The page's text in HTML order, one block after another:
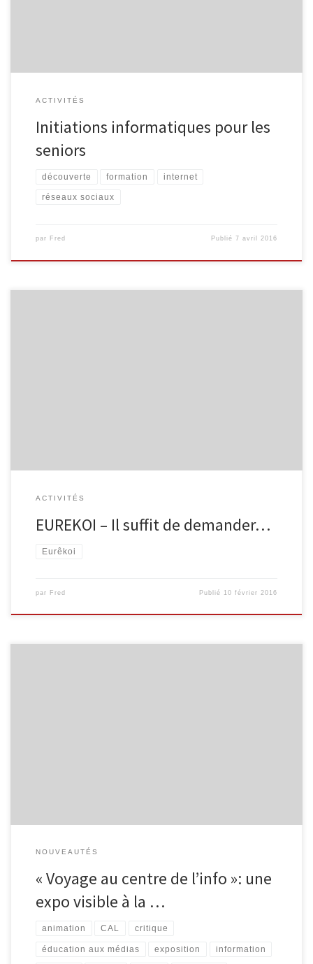
ACTIVITÉS
Initiations informatiques pour les
seniors
découverte formation internet
réseaux sociaux
par Fred Publié7 avril 2016
ACTIVITÉS
EUREKOI – Il suffit de demander…
Eurêkoi
par Fred Publié 10 février 2016
NOUVEAUTÉS
« Voyage au centre de l’info »: une
expo visible à la …
animation CAL critique
éducation aux médias exposition information